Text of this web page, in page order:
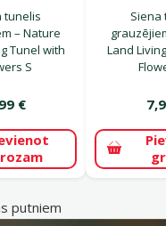
tunelis
– Nature
Tunel with
S
€
Siena
Land
putniem